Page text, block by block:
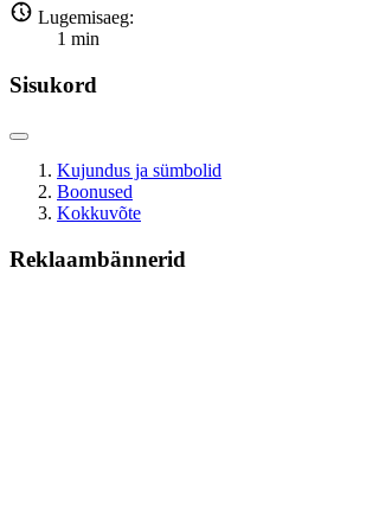
Lugemisaeg:
1 min
Sisukord
Kujundus ja sümbolid
Boonused
Kokkuvõte
Reklaambännerid